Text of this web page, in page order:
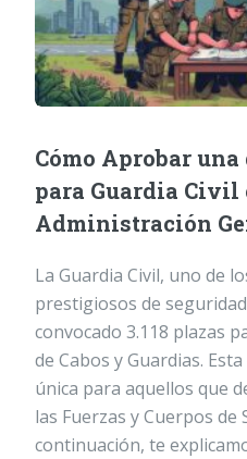
Cómo Aprobar una
para Guardia Civil
Administración
La Guardia Civil, uno de
prestigiosos de
convocado 3.118 plazas
de Cabos y Guardias.
única para aquellos que
las Fuerzas y Cuerpos de
continuación, te